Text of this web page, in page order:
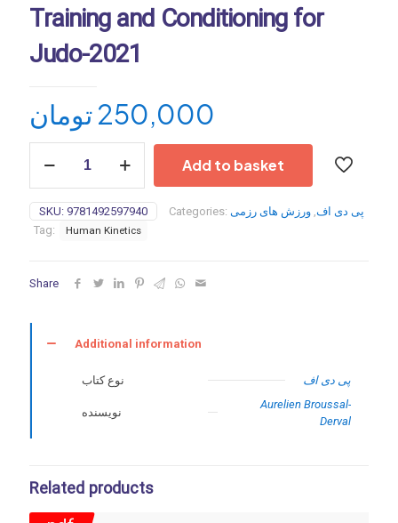
Training and Conditioning for
Judo-2021
250,000تومان
and
for
Judo-
2021
Add to basket
SKU: 9781492597940 Categories: پی دی اف, ورزش های رزمی
Tag:
Human Kinetics
Share
Additional information
نوع کتاب پی دی اف
نویسنده
Aurelien Broussal-
Derval
Related products